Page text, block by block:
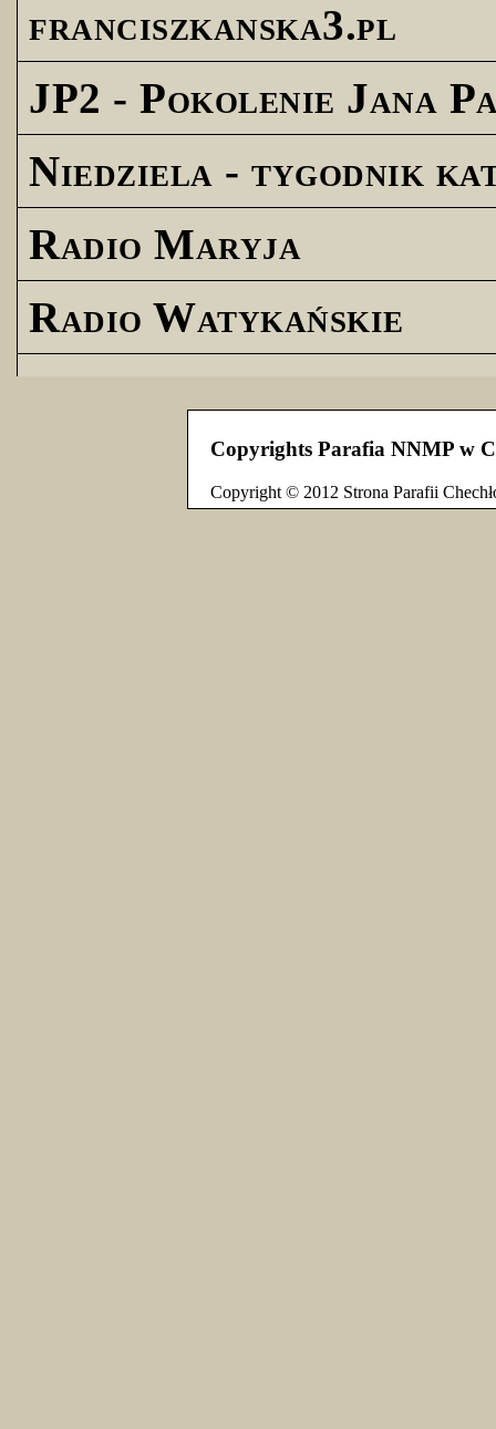
franciszkanska3.pl
JP2 - Pokolenie Jana
Niedziela - tygodnik
Radio Maryja
Radio Watykańskie
Copyrights Parafia NNMP w
Copyright © 2012 Strona Parafii